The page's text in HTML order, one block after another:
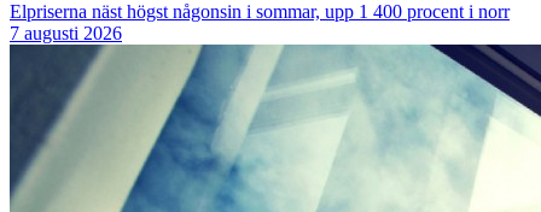
Elpriserna näst högst någonsin i sommar, upp 1 400 procent i norr
7 augusti 2026